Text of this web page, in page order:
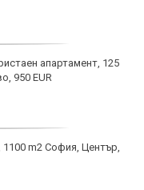
апартамент, 125
950 EUR
m2 София, Център,